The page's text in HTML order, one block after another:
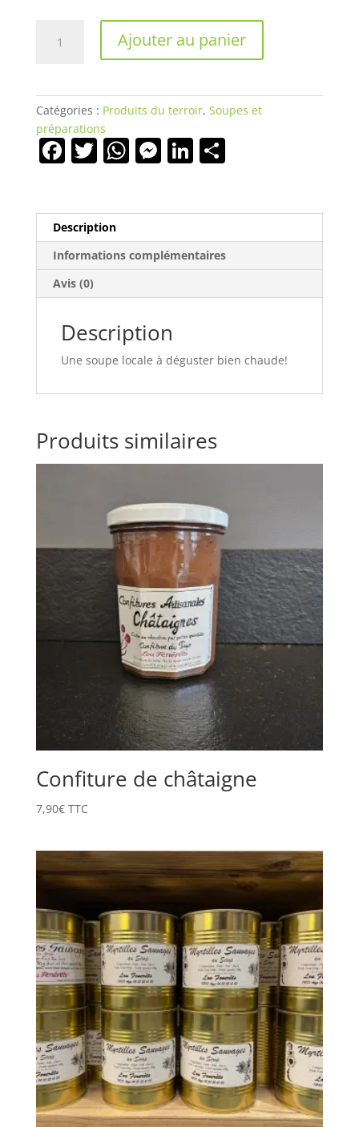
lard
paysan
Ajouter au panier
Catégories : Produits du terroir, Soupes et
préparations
F
e
b
o
o
k
T
er
W
A
p
p
M
n
g
er
Li
dI
n
P
er
Description
Informations complémentaires
Avis (0)
Description
Une soupe locale à déguster bien chaude!
Produits similaires
Confiture de châtaigne
7,90€ TTC